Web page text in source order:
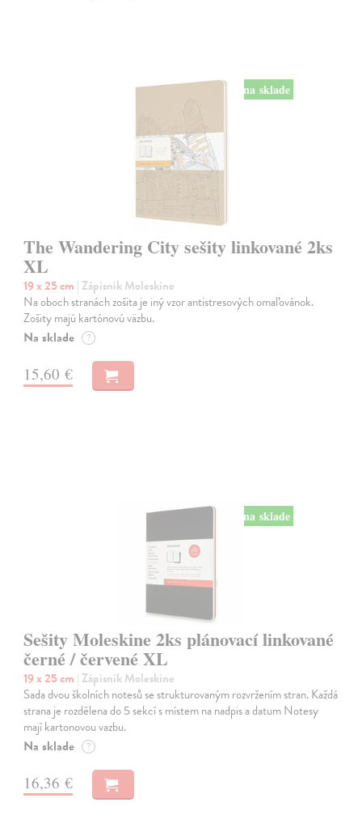
na sklade
The Wandering City sešity linkované 2ks
XL
19 x 25 cm | Zápisník Moleskine
Na oboch stranách zošita je iný vzor antistresových omaľovánok.
Zošity majú kartónovú väzbu.
Na sklade ?
15,60 €
na sklade
Sešity Moleskine 2ks plánovací linkované
černé / červené XL
19 x 25 cm | Zápisník Moleskine
Sada dvou školních notesů se strukturovaným rozvržením stran. Každá
strana je rozdělena do 5 sekcí s místem na nadpis a datum Notesy
mají kartonovou vazbu.
Na sklade ?
16,36 €